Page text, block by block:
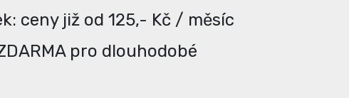
ceny již od 125,- Kč / měsíc
pro dlouhodobé